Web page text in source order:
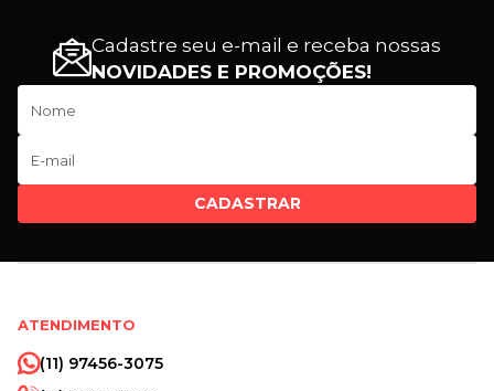
Cadastre seu e-mail e receba nossas
NOVIDADES E PROMOÇÕES!
CADASTRAR
ATENDIMENTO
(11) 97456-3075